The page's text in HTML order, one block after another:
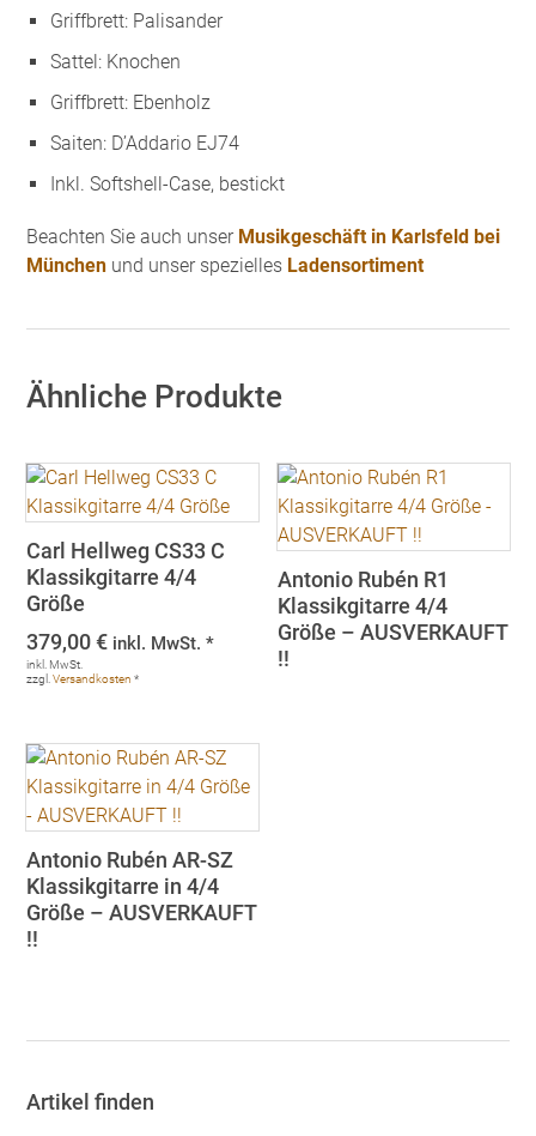
Griffbrett: Palisander
Sattel: Knochen
Griffbrett: Ebenholz
Saiten: D’Addario EJ74
Inkl. Softshell-Case, bestickt
Beachten Sie auch unser Musikgeschäft in Karlsfeld bei
München und unser spezielles Ladensortiment
Ähnliche Produkte
Carl Hellweg CS33 C
Klassikgitarre 4/4
Größe
379,00€ inkl. MwSt. *
inkl. MwSt.
zzgl.Versandkosten *
Antonio Rubén R1
Klassikgitarre 4/4
Größe – AUSVERKAUFT
!!
Antonio Rubén AR-SZ
Klassikgitarre in 4/4
Größe – AUSVERKAUFT
!!
Artikel finden